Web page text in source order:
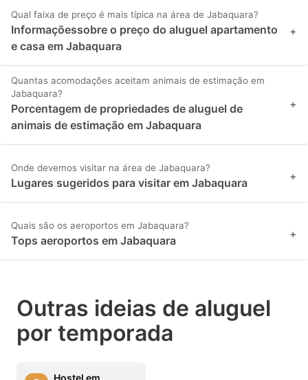
Qual faixa de preço é mais típica na área de Jabaquara?
Informaçõessobre o preço do aluguel apartamento
e casa em Jabaquara
+
Quantas acomodações aceitam animais de estimação em
Jabaquara?
Porcentagem de propriedades de aluguel de
animais de estimação em Jabaquara
+
Onde devemos visitar na área de Jabaquara?
Lugares sugeridos para visitar em Jabaquara +
Quais são os aeroportos em Jabaquara?
Tops aeroportos em Jabaquara +
Outras ideias de aluguel
por temporada
Hostel em